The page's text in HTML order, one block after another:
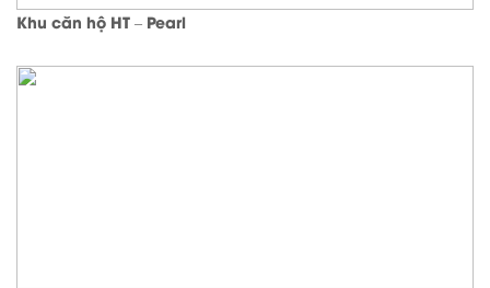
Khu căn hộ HT – Pearl